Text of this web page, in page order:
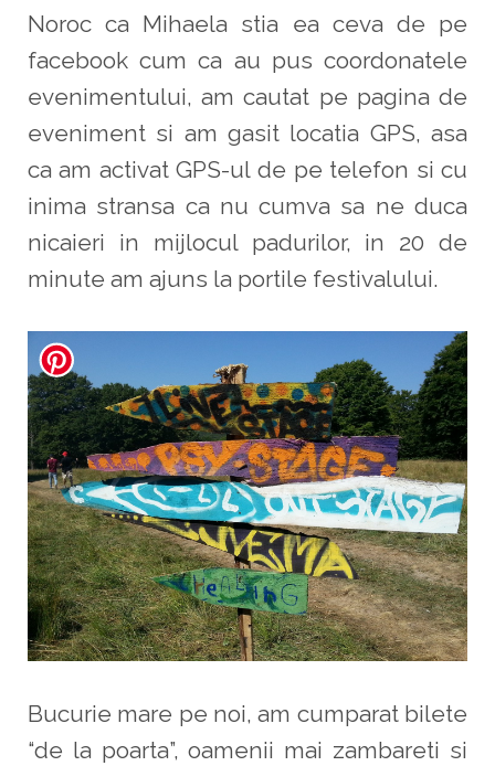
Noroc ca Mihaela stia ea ceva de pe
facebook cum ca au pus coordonatele
evenimentului, am cautat pe pagina de
eveniment si am gasit locatia GPS, asa
ca am activat GPS-ul de pe telefon si cu
inima stransa ca nu cumva sa ne duca
nicaieri in mijlocul padurilor, in 20 de
minute am ajuns la portile festivalului.
Bucurie mare pe noi, am cumparat bilete
“de la poarta”, oamenii mai zambareti si